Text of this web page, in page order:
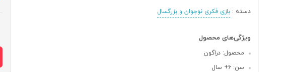
دسته :بازی فکری نوجوان و بزرگسال
ویژگی‌های محصول
محصول: دراگون
سن: ۶+ سال